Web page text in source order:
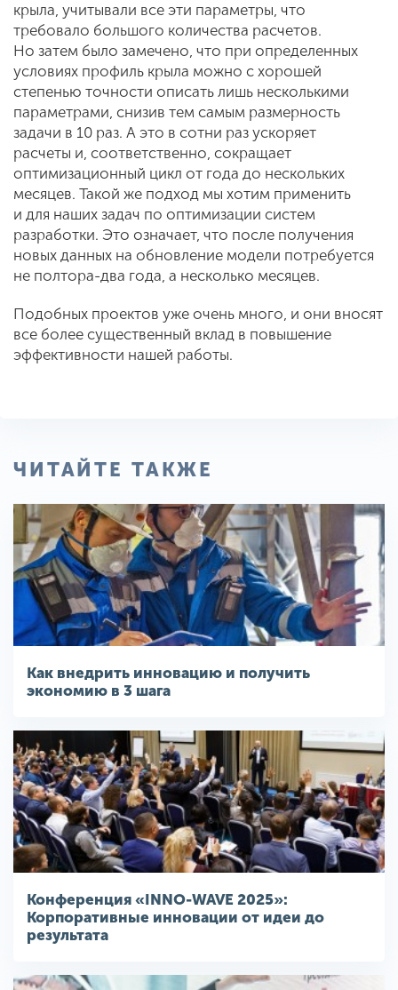
крыла, учитывали все эти параметры, что
требовало большого количества расчетов.
Но затем было замечено, что при определенных
условиях профиль крыла можно с хорошей
степенью точности описать лишь несколькими
параметрами, снизив тем самым размерность
задачи в 10 раз. А это в сотни раз ускоряет
расчеты и, соответственно, сокращает
оптимизационный цикл от года до нескольких
месяцев. Такой же подход мы хотим применить
и для наших задач по оптимизации систем
разработки. Это означает, что после получения
новых данных на обновление модели потребуется
не полтора-два года, а несколько месяцев.
Подобных проектов уже очень много, и они вносят
все более существенный вклад в повышение
эффективности нашей работы.
ЧИТАЙТЕ ТАКЖЕ
Как внедрить инновацию и получить
экономию в 3 шага
Конференция «INNO-WAVE 2025»:
Корпоративные инновации от идеи до
результата